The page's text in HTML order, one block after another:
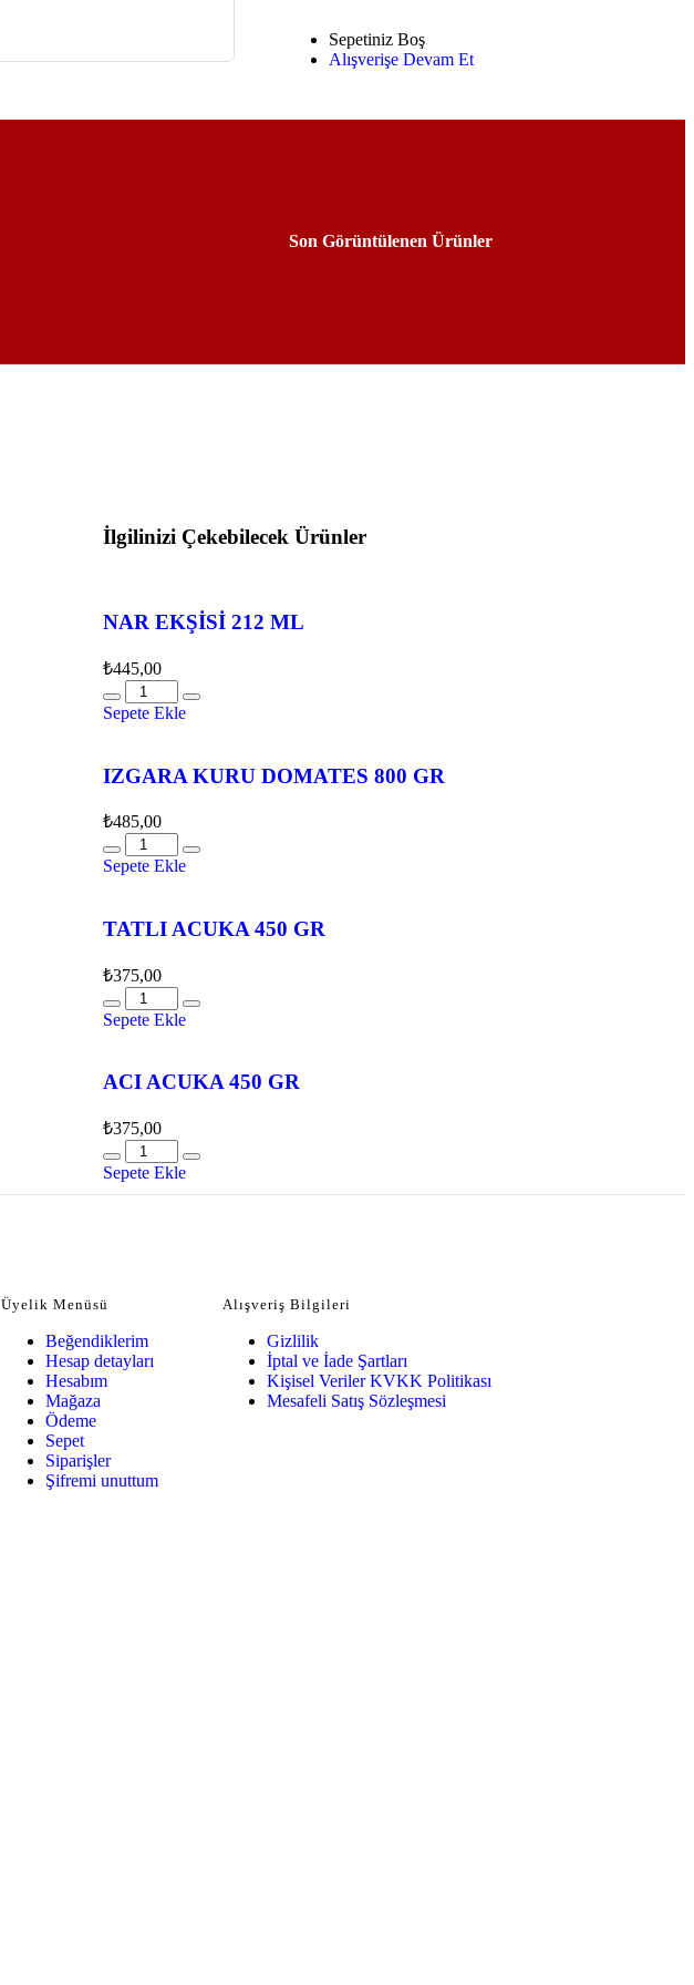
Sepetiniz Boş
Alışverişe Devam Et
Son Görüntülenen Ürünler
İlgilinizi Çekebilecek Ürünler
NAR EKŞİSİ 212 ML
₺445,00
Sepete Ekle
IZGARA KURU DOMATES 800 GR
₺485,00
Sepete Ekle
TATLI ACUKA 450 GR
₺375,00
Sepete Ekle
ACI ACUKA 450 GR
₺375,00
Sepete Ekle
Üyelik Menüsü
Beğendiklerim
Hesap detayları
Hesabım
Mağaza
Ödeme
Sepet
Siparişler
Şifremi unuttum
Alışveriş Bilgileri
Gizlilik
İptal ve İade Şartları
Kişisel Veriler KVKK Politikası
Mesafeli Satış Sözleşmesi